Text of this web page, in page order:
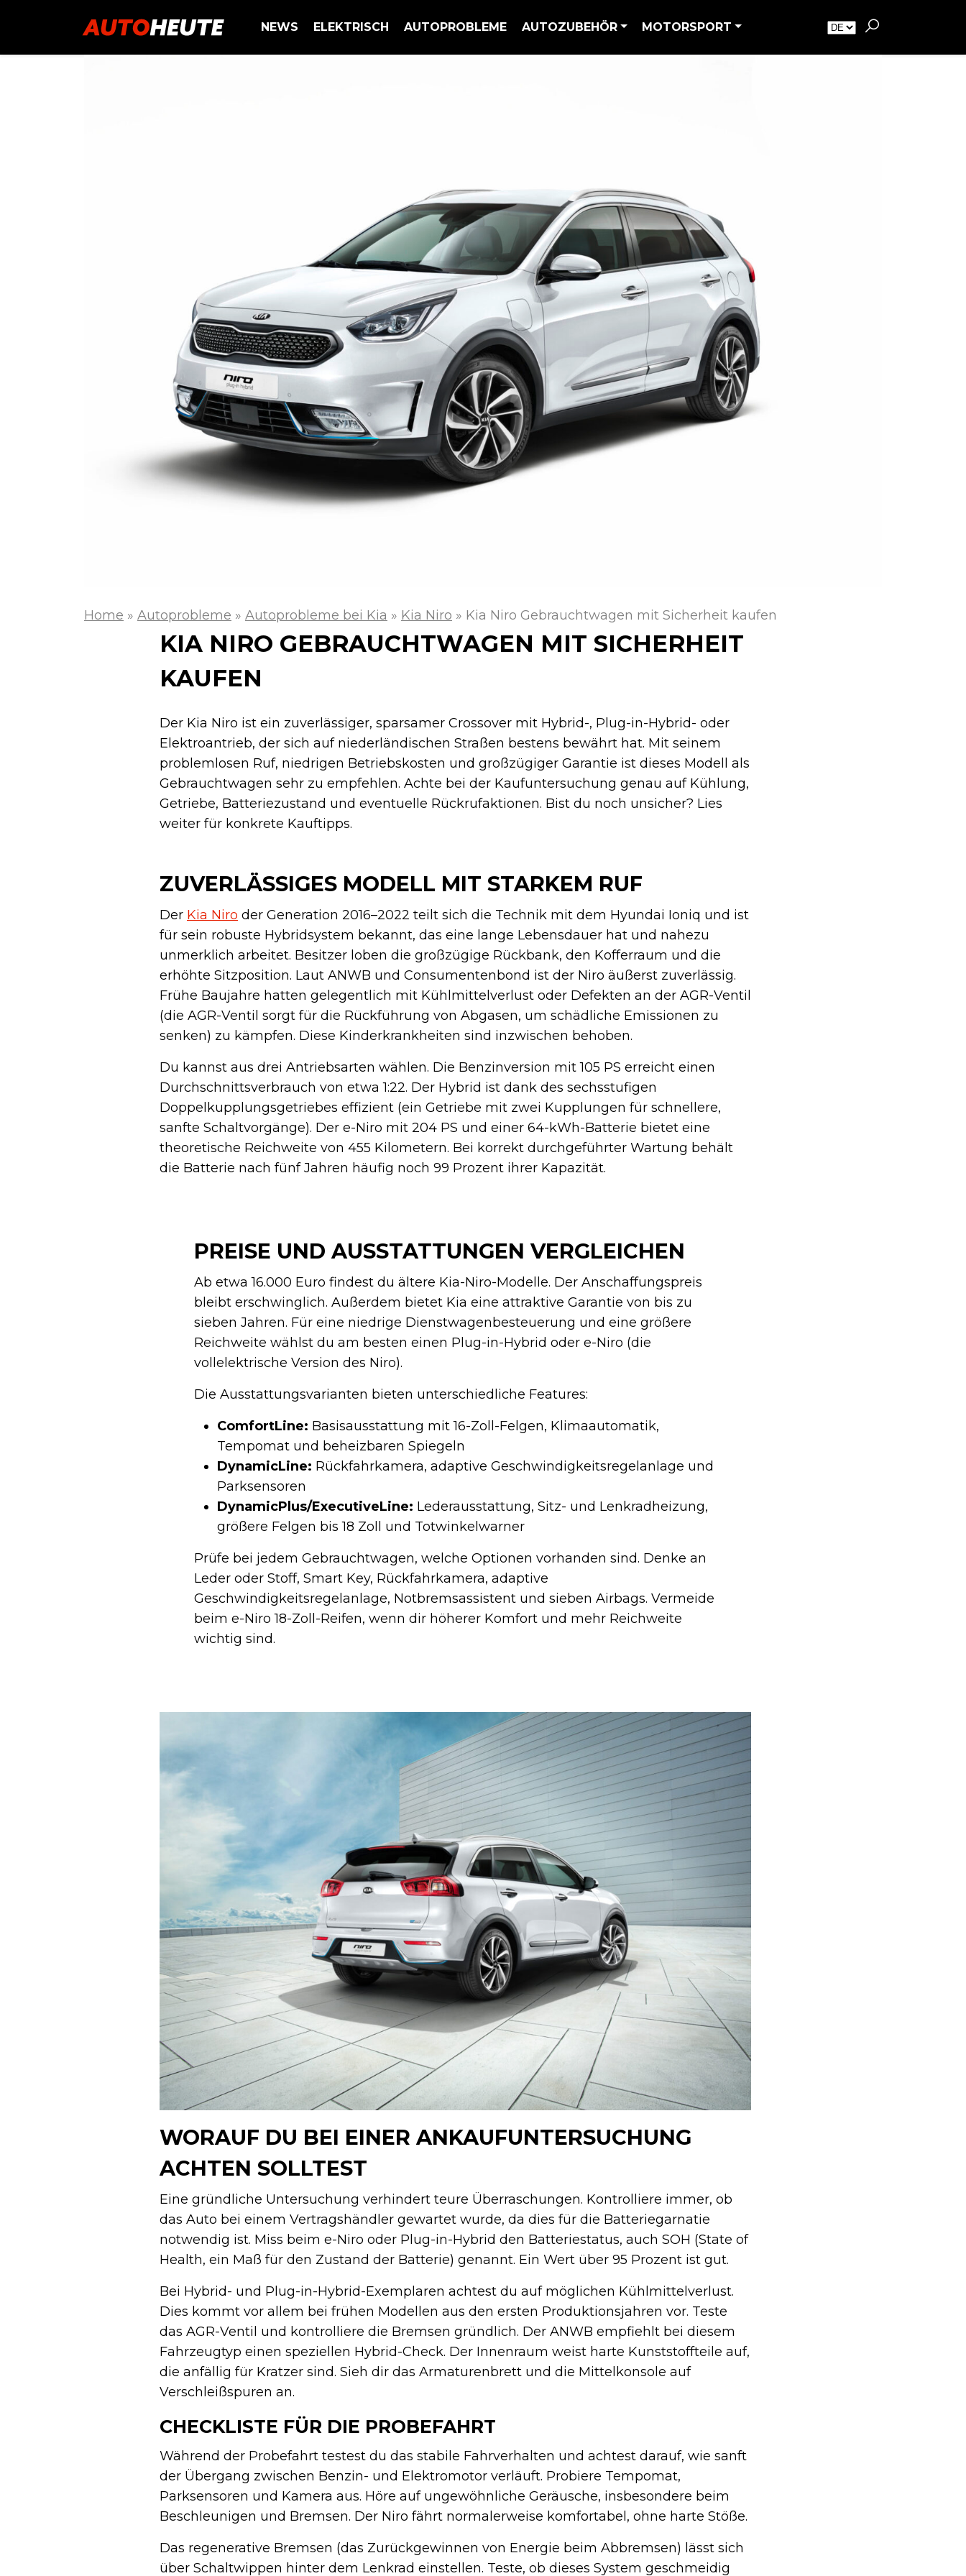
NEWS ELEKTRISCH AUTOPROBLEME AUTOZUBEHÖR MOTORSPORT
Home » Autoprobleme » Autoprobleme bei Kia » Kia Niro » Kia Niro Gebrauchtwagen mit Sicherheit kaufen
KIA NIRO GEBRAUCHTWAGEN MIT SICHERHEIT
KAUFEN
Der Kia Niro ist ein zuverlässiger, sparsamer Crossover mit Hybrid-, Plug-in-Hybrid- oder
Elektroantrieb, der sich auf niederländischen Straßen bestens bewährt hat. Mit seinem
problemlosen Ruf, niedrigen Betriebskosten und großzügiger Garantie ist dieses Modell als
Gebrauchtwagen sehr zu empfehlen. Achte bei der Kaufuntersuchung genau auf Kühlung,
Getriebe, Batteriezustand und eventuelle Rückrufaktionen. Bist du noch unsicher? Lies
weiter für konkrete Kauftipps.
ZUVERLÄSSIGES MODELL MIT STARKEM RUF
Der Kia Niro der Generation 2016–2022 teilt sich die Technik mit dem Hyundai Ioniq und ist
für sein robuste Hybridsystem bekannt, das eine lange Lebensdauer hat und nahezu
unmerklich arbeitet. Besitzer loben die großzügige Rückbank, den Kofferraum und die
erhöhte Sitzposition. Laut ANWB und Consumentenbond ist der Niro äußerst zuverlässig.
Frühe Baujahre hatten gelegentlich mit Kühlmittelverlust oder Defekten an der AGR-Ventil
(die AGR-Ventil sorgt für die Rückführung von Abgasen, um schädliche Emissionen zu
senken) zu kämpfen. Diese Kinderkrankheiten sind inzwischen behoben.
Du kannst aus drei Antriebsarten wählen. Die Benzinversion mit 105 PS erreicht einen
Durchschnittsverbrauch von etwa 1:22. Der Hybrid ist dank des sechsstufigen
Doppelkupplungsgetriebes effizient (ein Getriebe mit zwei Kupplungen für schnellere,
sanfte Schaltvorgänge). Der e-Niro mit 204 PS und einer 64-kWh-Batterie bietet eine
theoretische Reichweite von 455 Kilometern. Bei korrekt durchgeführter Wartung behält
die Batterie nach fünf Jahren häufig noch 99 Prozent ihrer Kapazität.
PREISE UND AUSSTATTUNGEN VERGLEICHEN
Ab etwa 16.000 Euro findest du ältere Kia-Niro-Modelle. Der Anschaffungspreis
bleibt erschwinglich. Außerdem bietet Kia eine attraktive Garantie von bis zu
sieben Jahren. Für eine niedrige Dienstwagenbesteuerung und eine größere
Reichweite wählst du am besten einen Plug-in-Hybrid oder e-Niro (die
vollelektrische Version des Niro).
Die Ausstattungsvarianten bieten unterschiedliche Features:
ComfortLine: Basisausstattung mit 16-Zoll-Felgen, Klimaautomatik,
Tempomat und beheizbaren Spiegeln
DynamicLine: Rückfahrkamera, adaptive Geschwindigkeitsregelanlage und
Parksensoren
DynamicPlus/ExecutiveLine: Lederausstattung, Sitz- und Lenkradheizung,
größere Felgen bis 18 Zoll und Totwinkelwarner
Prüfe bei jedem Gebrauchtwagen, welche Optionen vorhanden sind. Denke an
Leder oder Stoff, Smart Key, Rückfahrkamera, adaptive
Geschwindigkeitsregelanlage, Notbremsassistent und sieben Airbags. Vermeide
beim e-Niro 18-Zoll-Reifen, wenn dir höherer Komfort und mehr Reichweite
wichtig sind.
WORAUF DU BEI EINER ANKAUFUNTERSUCHUNG
ACHTEN SOLLTEST
Eine gründliche Untersuchung verhindert teure Überraschungen. Kontrolliere immer, ob
das Auto bei einem Vertragshändler gewartet wurde, da dies für die Batteriegarnatie
notwendig ist. Miss beim e-Niro oder Plug-in-Hybrid den Batteriestatus, auch SOH (State of
Health, ein Maß für den Zustand der Batterie) genannt. Ein Wert über 95 Prozent ist gut.
Bei Hybrid- und Plug-in-Hybrid-Exemplaren achtest du auf möglichen Kühlmittelverlust.
Dies kommt vor allem bei frühen Modellen aus den ersten Produktionsjahren vor. Teste
das AGR-Ventil und kontrolliere die Bremsen gründlich. Der ANWB empfiehlt bei diesem
Fahrzeugtyp einen speziellen Hybrid-Check. Der Innenraum weist harte Kunststoffteile auf,
die anfällig für Kratzer sind. Sieh dir das Armaturenbrett und die Mittelkonsole auf
Verschleißspuren an.
CHECKLISTE FÜR DIE PROBEFAHRT
Während der Probefahrt testest du das stabile Fahrverhalten und achtest darauf, wie sanft
der Übergang zwischen Benzin- und Elektromotor verläuft. Probiere Tempomat,
Parksensoren und Kamera aus. Höre auf ungewöhnliche Geräusche, insbesondere beim
Beschleunigen und Bremsen. Der Niro fährt normalerweise komfortabel, ohne harte Stöße.
Das regenerative Bremsen (das Zurückgewinnen von Energie beim Abbremsen) lässt sich
über Schaltwippen hinter dem Lenkrad einstellen. Teste, ob dieses System geschmeidig